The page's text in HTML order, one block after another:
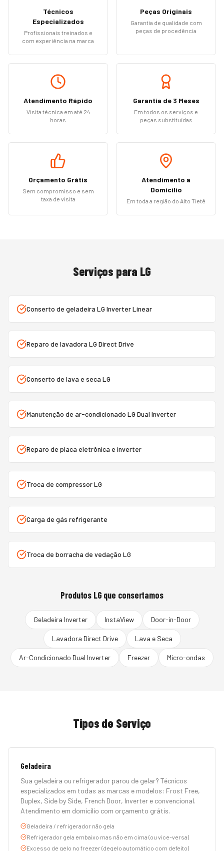
Técnicos
Especializados
Profissionais treinados e
com experiência na marca
Peças Originais
Garantia de qualidade com
peças de procedência
Atendimento Rápido
Visita técnica em até 24
horas
Garantia de 3 Meses
Em todos os serviços e
peças substituídas
Orçamento Grátis
Sem compromisso e sem
taxa de visita
Atendimento a
Domicílio
Em toda a região do Alto Tietê
Serviços para LG
Conserto de geladeira LG Inverter Linear
Reparo de lavadora LG Direct Drive
Conserto de lava e seca LG
Manutenção de ar-condicionado LG Dual Inverter
Reparo de placa eletrônica e inverter
Troca de compressor LG
Carga de gás refrigerante
Troca de borracha de vedação LG
Produtos LG que consertamos
Geladeira Inverter InstaView Door-in-Door
Lavadora Direct Drive Lava e Seca
Ar-Condicionado Dual Inverter Freezer Micro-ondas
Tipos de Serviço
Geladeira
Sua geladeira ou refrigerador parou de gelar? Técnicos
especializados em todas as marcas e modelos: Frost Free,
Duplex, Side by Side, French Door, Inverter e convencional.
Atendimento em domicílio com orçamento grátis.
Geladeira / refrigerador não gela
Refrigerador gela embaixo mas não em cima (ou vice-versa)
Excesso de gelo no freezer (degelo automático com defeito)